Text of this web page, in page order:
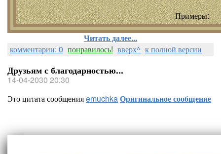
Примеры:
Читать далее...
комментарии: 0 понравилось! вверх^ к полной версии
Друзьям с благодарностью...
14-04-2030 20:30
Это цитата сообщенияemuchkaОригинальное сообщение